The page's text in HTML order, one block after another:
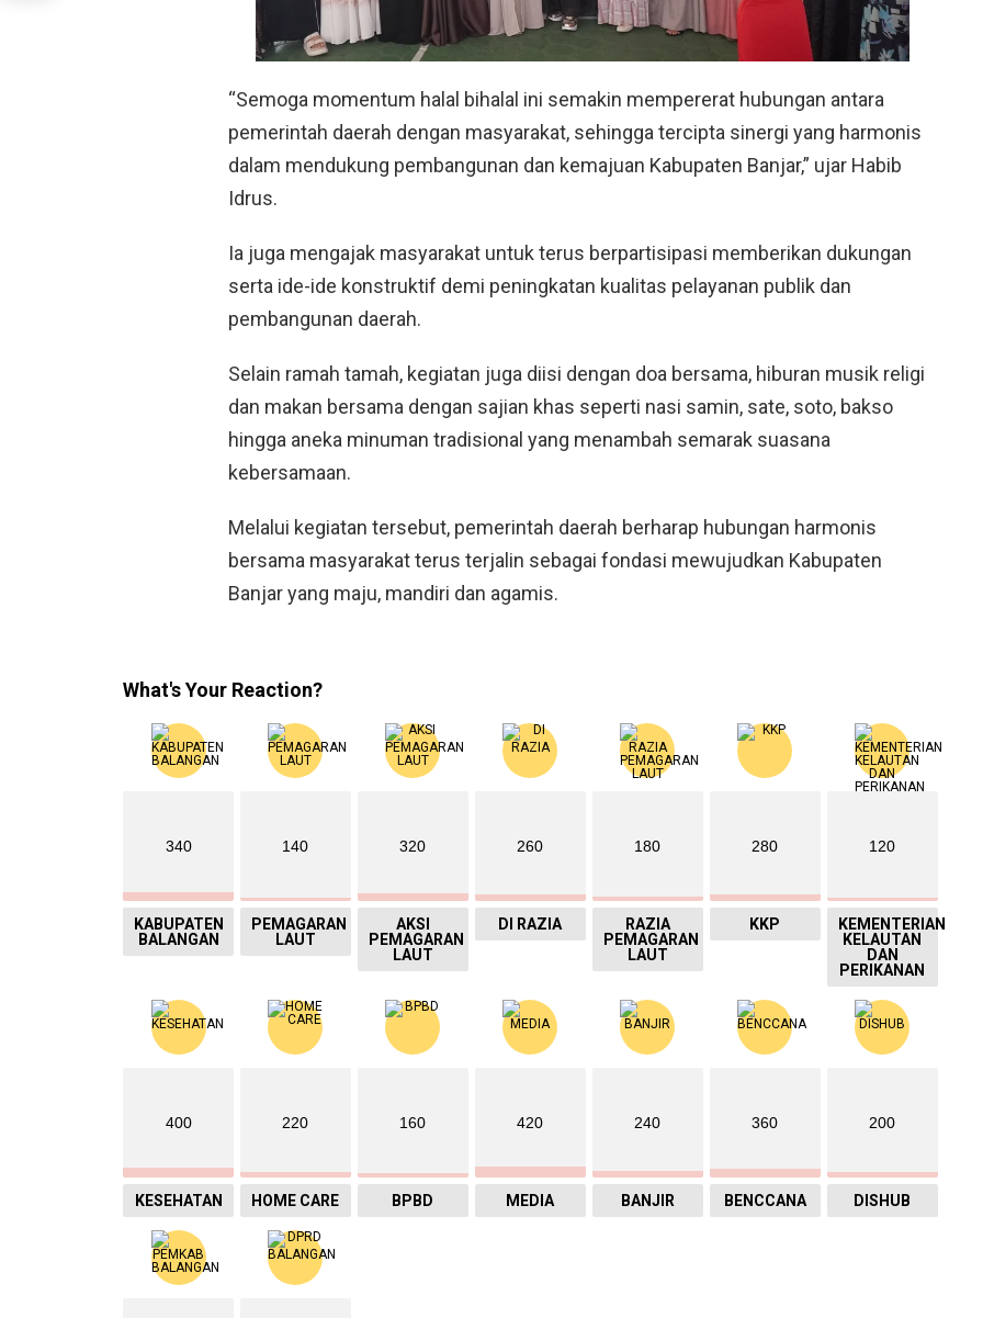
“Semoga momentum halal bihalal ini semakin mempererat hubungan antara
pemerintah daerah dengan masyarakat, sehingga tercipta sinergi yang harmonis
dalam mendukung pembangunan dan kemajuan Kabupaten Banjar,” ujar Habib
Idrus.
Ia juga mengajak masyarakat untuk terus berpartisipasi memberikan dukungan
serta ide-ide konstruktif demi peningkatan kualitas pelayanan publik dan
pembangunan daerah.
Selain ramah tamah, kegiatan juga diisi dengan doa bersama, hiburan musik religi
dan makan bersama dengan sajian khas seperti nasi samin, sate, soto, bakso
hingga aneka minuman tradisional yang menambah semarak suasana
kebersamaan.
Melalui kegiatan tersebut, pemerintah daerah berharap hubungan harmonis
bersama masyarakat terus terjalin sebagai fondasi mewujudkan Kabupaten
Banjar yang maju, mandiri dan agamis.
What's Your Reaction?
340
KABUPATEN
BALANGAN
140
PEMAGARAN
LAUT
320
AKSI
PEMAGARAN
LAUT
260
DI RAZIA
180
RAZIA
PEMAGARAN
LAUT
280
KKP
120
KEMENTERIAN
KELAUTAN
DAN
PERIKANAN
400
KESEHATAN
220
HOME CARE
160
BPBD
420
MEDIA
240
BANJIR
360
BENCCANA
200
DISHUB